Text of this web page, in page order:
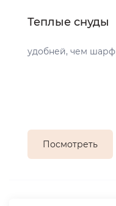
Теплые снуды
удобней, чем шарф
Посмотреть